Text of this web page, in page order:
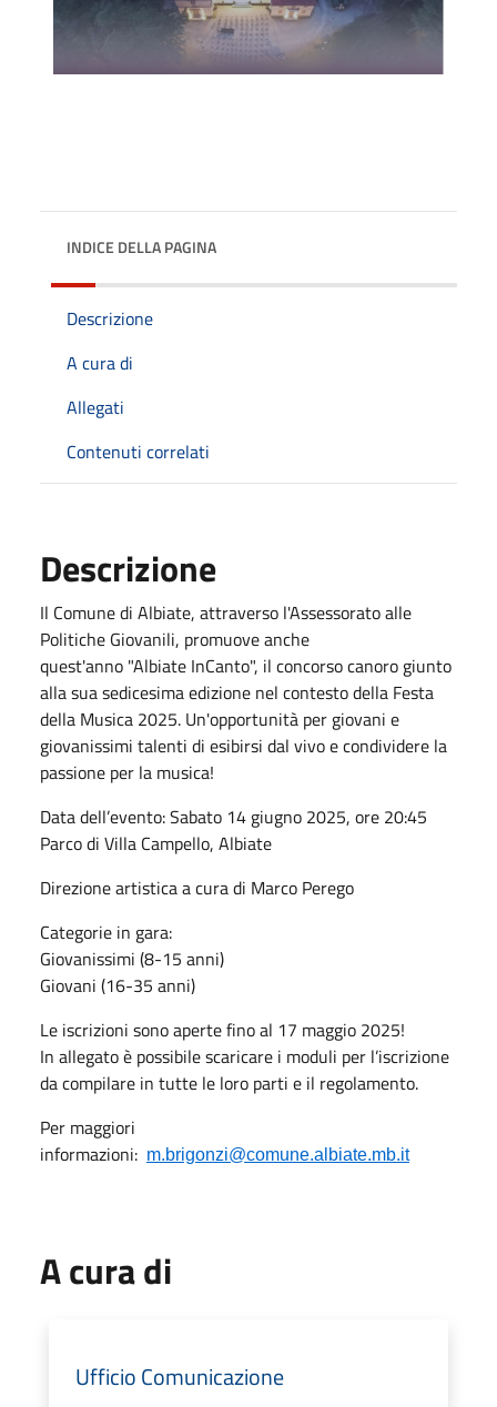
INDICE DELLA PAGINA
Descrizione
A cura di
Allegati
Contenuti correlati
Descrizione
Il Comune di Albiate, attraverso l'Assessorato alle
Politiche Giovanili, promuove anche
quest'anno "Albiate InCanto", il concorso canoro giunto
alla sua sedicesima edizione nel contesto della Festa
della Musica 2025. Un'opportunità per giovani e
giovanissimi talenti di esibirsi dal vivo e condividere la
passione per la musica!
Data dell’evento: Sabato 14 giugno 2025, ore 20:45
Parco di Villa Campello, Albiate
Direzione artistica a cura di Marco Perego
Categorie in gara:
Giovanissimi (8-15 anni)
Giovani (16-35 anni)
Le iscrizioni sono aperte fino al 17 maggio 2025!
In allegato è possibile scaricare i moduli per l’iscrizione
da compilare in tutte le loro parti e il regolamento.
Per maggiori
informazioni: m.brigonzi@comune.albiate.mb.it
A cura di
Ufficio Comunicazione